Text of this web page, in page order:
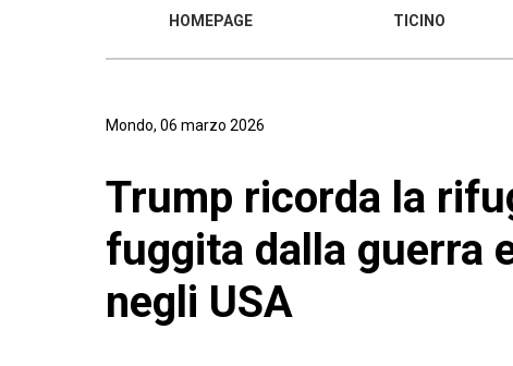
HOMEPAGE TICINO
Mondo, 06 marzo 2026
Trump ricorda la
fuggita dalla guerra
negli USA